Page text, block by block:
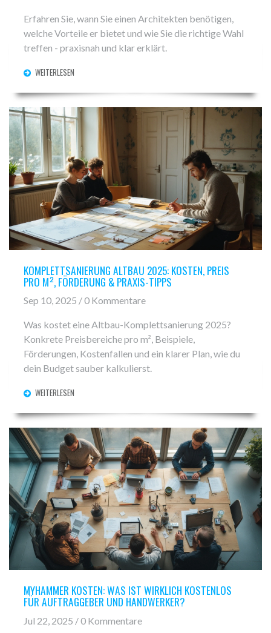
Erfahren Sie, wann Sie einen Architekten benötigen,
welche Vorteile er bietet und wie Sie die richtige Wahl
treffen - praxisnah und klar erklärt.
WEITERLESEN
KOMPLETTSANIERUNG ALTBAU 2025: KOSTEN, PREIS
PRO M², FÖRDERUNG & PRAXIS-TIPPS
Sep 10, 2025 / 0 Kommentare
Was kostet eine Altbau-Komplettsanierung 2025?
Konkrete Preisbereiche pro m², Beispiele,
Förderungen, Kostenfallen und ein klarer Plan, wie du
dein Budget sauber kalkulierst.
WEITERLESEN
MYHAMMER KOSTEN: WAS IST WIRKLICH KOSTENLOS
FÜR AUFTRAGGEBER UND HANDWERKER?
Jul 22, 2025 / 0 Kommentare